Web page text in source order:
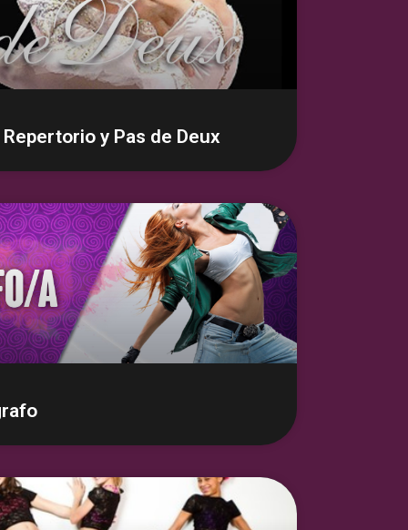
y Pas de Deux